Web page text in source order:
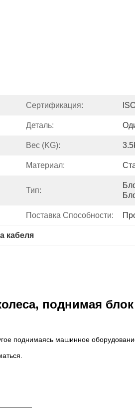
Сертификация:
Деталь:
Вес (KG):
Материал:
Тип:
Поставка Способности:
кабеля
поднимая
поднимаясь машинное